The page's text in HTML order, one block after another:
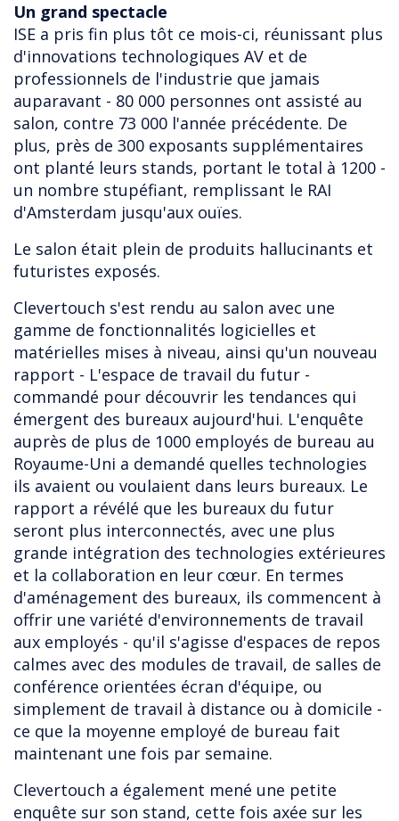
Un grand spectacle
ISE a pris fin plus tôt ce mois-ci, réunissant plus
d'innovations technologiques AV et de
professionnels de l'industrie que jamais
auparavant - 80 000 personnes ont assisté au
salon, contre 73 000 l'année précédente. De
plus, près de 300 exposants supplémentaires
ont planté leurs stands, portant le total à 1200 -
un nombre stupéfiant, remplissant le RAI
d'Amsterdam jusqu'aux ouïes.
Le salon était plein de produits hallucinants et
futuristes exposés.
Clevertouch s'est rendu au salon avec une
gamme de fonctionnalités logicielles et
matérielles mises à niveau, ainsi qu'un nouveau
rapport - L'espace de travail du futur -
commandé pour découvrir les tendances qui
émergent des bureaux aujourd'hui. L'enquête
auprès de plus de 1000 employés de bureau au
Royaume-Uni a demandé quelles technologies
ils avaient ou voulaient dans leurs bureaux. Le
rapport a révélé que les bureaux du futur
seront plus interconnectés, avec une plus
grande intégration des technologies extérieures
et la collaboration en leur cœur. En termes
d'aménagement des bureaux, ils commencent à
offrir une variété d'environnements de travail
aux employés - qu'il s'agisse d'espaces de repos
calmes avec des modules de travail, de salles de
conférence orientées écran d'équipe, ou
simplement de travail à distance ou à domicile -
ce que la moyenne employé de bureau fait
maintenant une fois par semaine.
Clevertouch a également mené une petite
enquête sur son stand, cette fois axée sur les